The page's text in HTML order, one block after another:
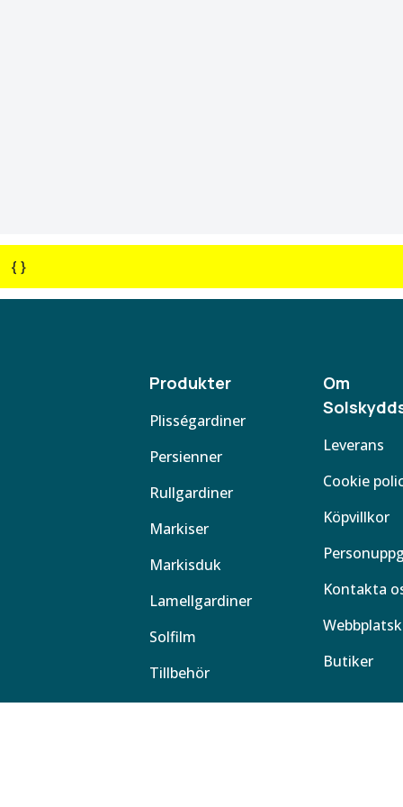
{ }
Produkter
Plisségardiner
Persienner
Rullgardiner
Markiser
Markisduk
Lamellgardiner
Solfilm
Tillbehör
Om
Leverans
Cookie
Köpvillkor
Kontakta
Butiker